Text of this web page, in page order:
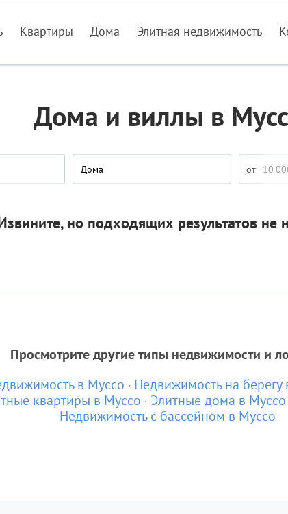
Квартиры Дома Элитная недвижимость
Дома и виллы в
Дома
но подходящих результатов не
Просмотрите другие типы недвижимости и
в Муссо Недвижимость на берегу
квартиры в Муссо Элитные дома в Муссо
Недвижимость с бассейном в Муссо